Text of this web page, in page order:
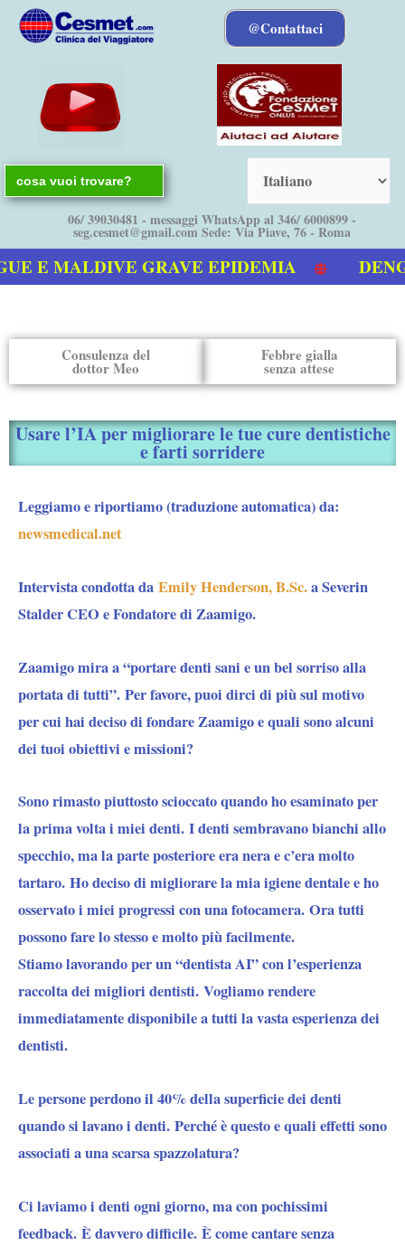
@Contattaci
Search
for:
06/ 39030481 - messaggi WhatsApp al 346/ 6000899 -
seg.cesmet@gmail.com Sede: Via Piave, 76 - Roma
E MALDIVE GRAVE EPIDEMIA
Consulenza del
dottor Meo
Febbre gialla
senza attese
Usare l’IA per migliorare le tue cure dentistiche
e farti sorridere
Leggiamo e riportiamo (traduzione automatica) da:
newsmedical.net
Intervista condotta da Emily Henderson, B.Sc.aSeverin
StalderCEO e Fondatore di Zaamigo.
Zaamigo mira a “portare denti sani e un bel sorriso alla
portata di tutti”. Per favore, puoi dirci di più sul motivo
per cui hai deciso di fondare Zaamigo e quali sono alcuni
dei tuoi obiettivi e missioni?
Sono rimasto piuttosto scioccato quando ho esaminato per
la prima volta i miei denti. I denti sembravano bianchi allo
specchio, ma la parte posteriore era nera e c’era molto
tartaro. Ho deciso di migliorare la mia igiene dentale e ho
osservato i miei progressi con una fotocamera. Ora tutti
possono fare lo stesso e molto più facilmente.
Stiamo lavorando per un “dentista AI” con l’esperienza
raccolta dei migliori dentisti. Vogliamo rendere
immediatamente disponibile a tutti la vasta esperienza dei
dentisti.
Le persone perdono il 40% della superficie dei denti
quando si lavano i denti. Perché è questo e quali effetti sono
associati a una scarsa spazzolatura?
Ci laviamo i denti ogni giorno, ma con pochissimi
feedback. È davvero difficile. È come cantare senza